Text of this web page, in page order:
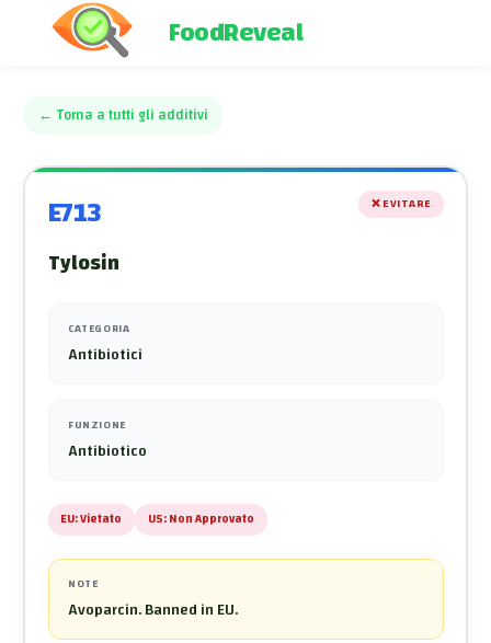
FoodReveal
← Torna a tutti gli additivi
E713 ❌EVITARE
Tylosin
CATEGORIA
Antibiotici
FUNZIONE
Antibiotico
EU:Vietato US:Non Approvato
NOTE
Avoparcin. Banned in EU.